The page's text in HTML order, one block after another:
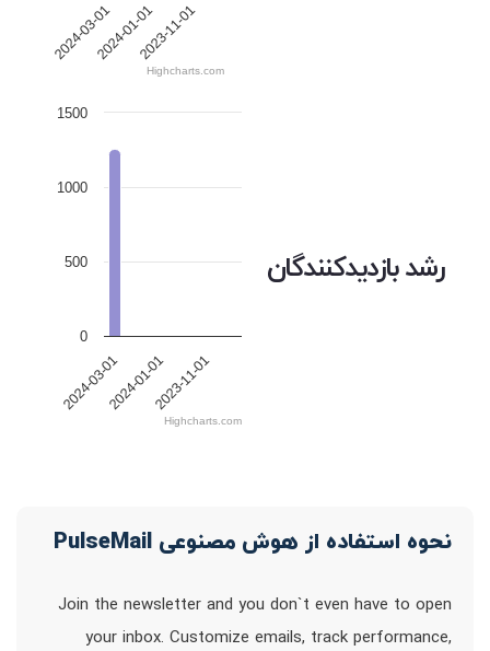
2024-03-012024-01-012023-11-01
Highcharts.com
رشد بازدیدکنندگان
2024-03-012024-01-012023-11-01
0
500
1000
1500
Highcharts.com
نحوه استفاده از هوش مصنوعی PulseMail
Join the newsletter and you don`t even have to open
your inbox. Customize emails, track performance,